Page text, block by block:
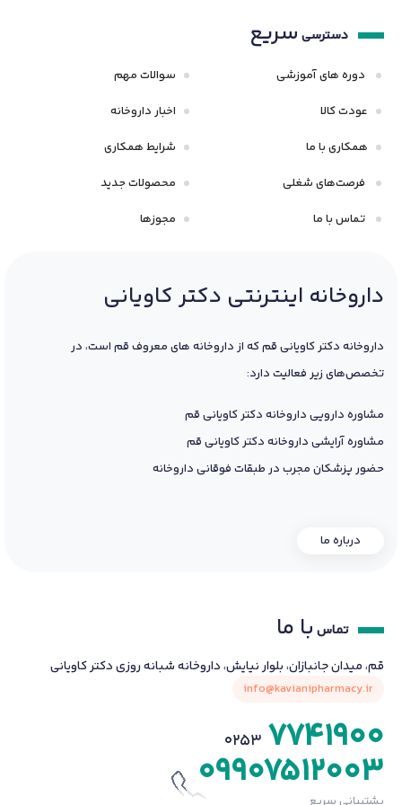
دسترسی سریع
دوره های آموزشی
عودت کالا
همکاری با ما
فرصت‌های شغلی
تماس با ما
سوالات مهم
اخبار داروخانه
شرایط همکاری
محصولات جدید
مجوزها
داروخانه اینترنتی دکتر کاویانی
داروخانه دکتر کاویانی قم که از داروخانه های معروف قم است، در
تخصص‌های زیر فعالیت دارد:
مشاوره دارویی داروخانه دکتر کاویانی قم
مشاوره آرایشی داروخانه دکتر کاویانی قم
حضور پزشکان مجرب در طبقات فوقانی داروخانه
درباره ما
تماس با ما
قم، میدان جانبازان، بلوار نیایش، داروخانه شبانه روزی دکتر کاویانی
info@kavianipharmacy.ir
0253 7741900
09907512003
پشتیبانی سریع